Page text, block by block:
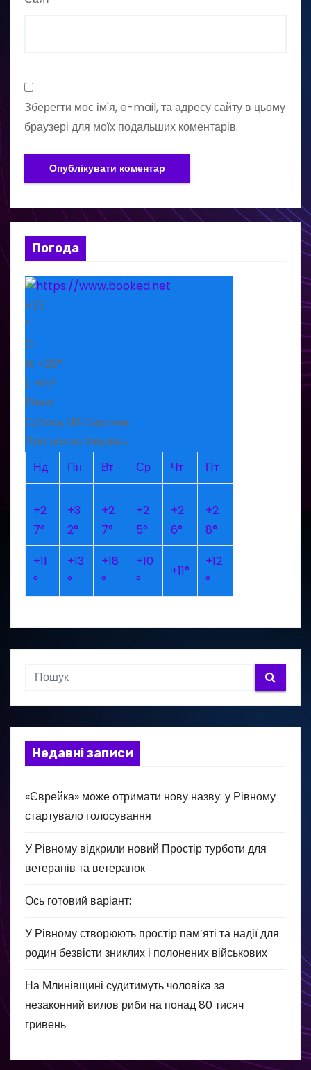
Зберегти моє ім'я, e-mail, та адресу сайту в цьому
браузері для моїх подальших коментарів.
Погода
+25
°
C
H: +26°
L: +15°
Рівне
Субота, 08 Серпень
Прогноз на тиждень
Нд
Пн Вт Ср Чт Пт
+2
7°
+3
2°
+2
7°
+2
5°
+2
6°
+2
8°
+11
°
+13
°
+18
°
+10
°
+11°
+12
°
Недавні записи
«Єврейка» може отримати нову назву: у Рівному
стартувало голосування
У Рівному відкрили новий Простір турботи для
ветеранів та ветеранок
Ось готовий варіант:
У Рівному створюють простір пам’яті та надії для
родин безвісти зниклих і полонених військових
На Млинівщині судитимуть чоловіка за
незаконний вилов риби на понад 80 тисяч
гривень